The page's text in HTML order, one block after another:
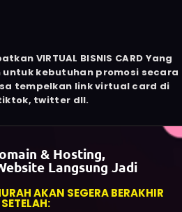
VIRTUAL BISNIS CARD Yang
kebutuhan promosi secara
tempelkan link virtual card di
twitter dll.
& Hosting,
Langsung Jadi
AKAN SEGERA BERAKHIR
SETELAH: